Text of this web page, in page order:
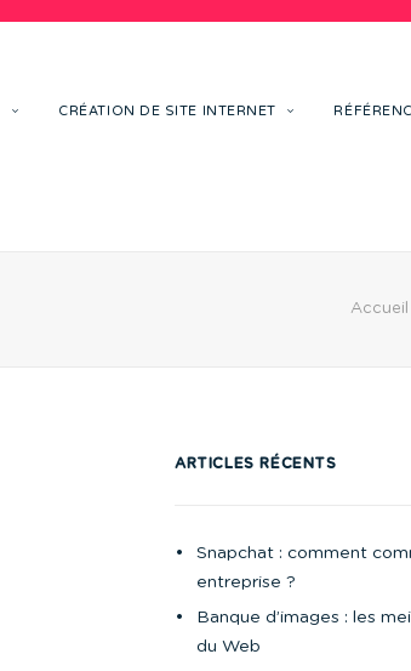
CRÉATION DE SITE INTERNET
Accueil
ARTICLES RÉCENTS
Snapchat : comment
entreprise ?
Banque d’images : les
du Web